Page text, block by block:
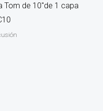
Tom de 10″de 1 capa